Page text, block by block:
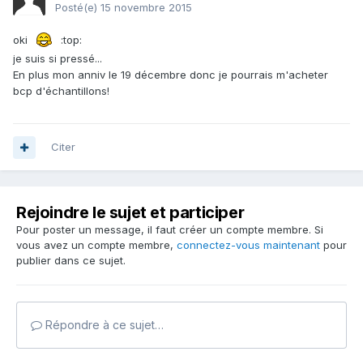
Posté(e) 15 novembre 2015
oki
:top:
je suis si pressé...
En plus mon anniv le 19 décembre donc je pourrais m'acheter
bcp d'échantillons!
Citer
Rejoindre le sujet et participer
Pour poster un message, il faut créer un compte membre. Si
vous avez un compte membre, connectez-vous maintenant pour
publier dans ce sujet.
Répondre à ce sujet…